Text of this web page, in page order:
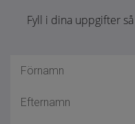
Fyll i dina uppgifter